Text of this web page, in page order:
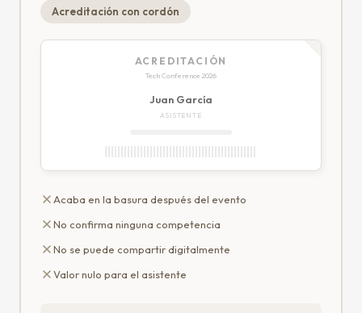
Acreditación con cordón
ACREDITACIÓN
Tech Conference 2026
Juan García
ASISTENTE
Acaba en la basura después del evento
No confirma ninguna competencia
No se puede compartir digitalmente
Valor nulo para el asistente